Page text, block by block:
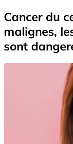
Cancer du
malignes,
sont